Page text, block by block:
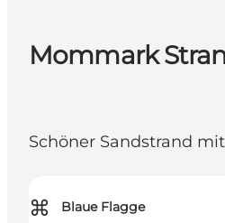
Mommark
Schöner Sandstrand
⌘ Blaue Flagge